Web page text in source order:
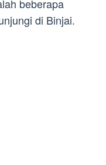
beberapa
di Binjai.